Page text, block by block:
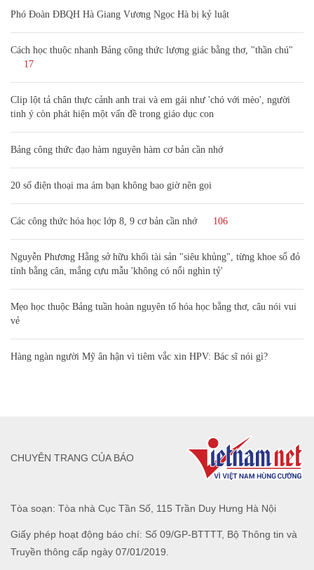
Phó Đoàn ĐBQH Hà Giang Vương Ngọc Hà bị kỷ luật
Cách học thuộc nhanh Bảng công thức lượng giác bằng thơ, "thần chú"
17
Clip lột tả chân thực cảnh anh trai và em gái như 'chó với mèo', người
tinh ý còn phát hiện một vấn đề trong giáo dục con
Bảng công thức đạo hàm nguyên hàm cơ bản cần nhớ
20 số điện thoại ma ám bạn không bao giờ nên gọi
Các công thức hóa học lớp 8, 9 cơ bản cần nhớ 106
Nguyễn Phương Hằng sở hữu khối tài sản "siêu khủng", từng khoe sổ đỏ
tính bằng cân, mắng cựu mẫu 'không có nổi nghìn tỷ'
Mẹo học thuộc Bảng tuần hoàn nguyên tố hóa học bằng thơ, câu nói vui
vẻ
Hàng ngàn người Mỹ ân hận vì tiêm vắc xin HPV: Bác sĩ nói gì?
Tòa soạn: Tòa nhà Cục Tần Số, 115 Trần Duy Hưng Hà Nội
Giấy phép hoạt động báo chí: Số 09/GP-BTTTT, Bộ Thông tin và
Truyền thông cấp ngày 07/01/2019.
CHUYÊN TRANG CỦA BÁO